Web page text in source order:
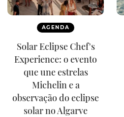
AGENDA
Solar Eclipse Chef's
Experience: o evento
que une estrelas
Michelin e a
observação do eclipse
solar no Algarve